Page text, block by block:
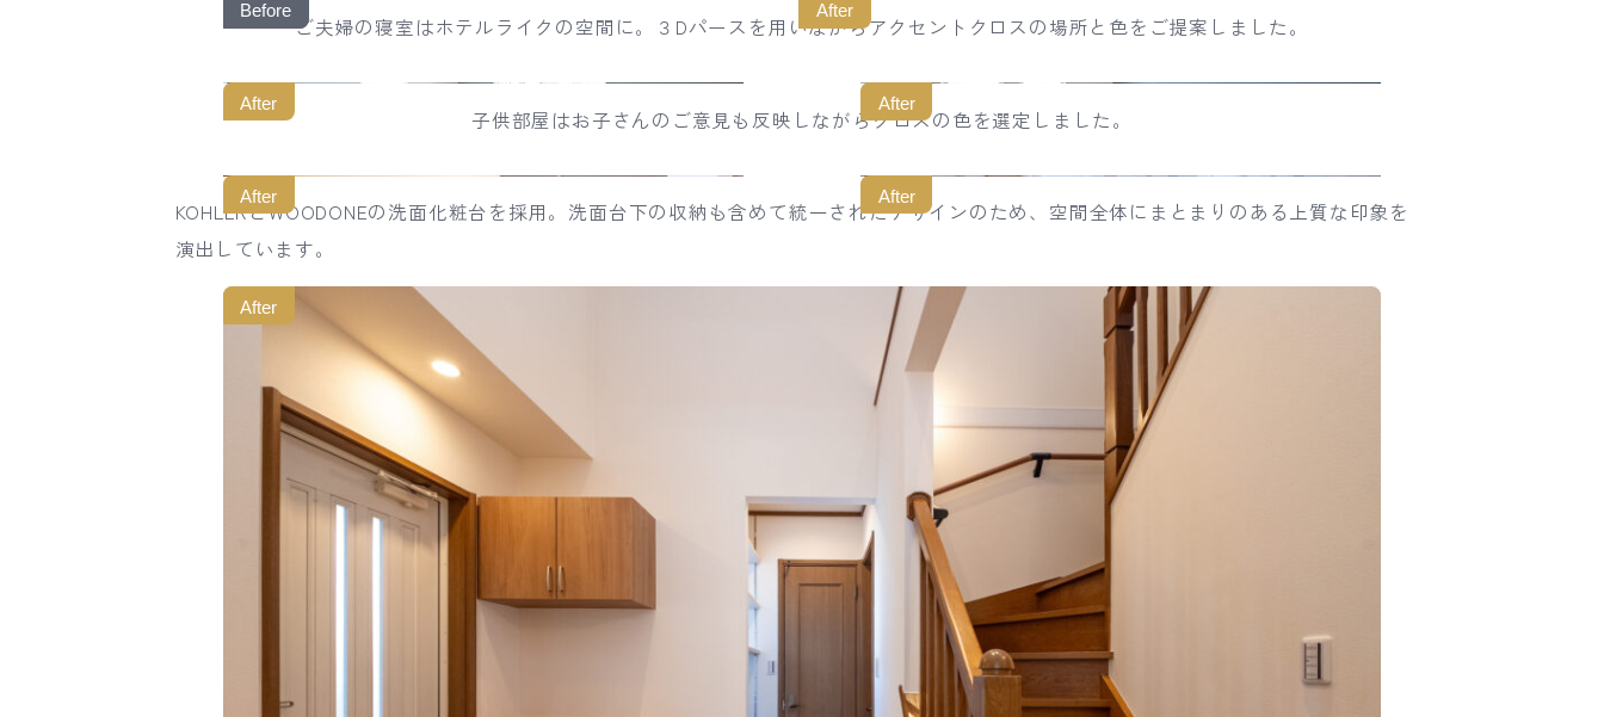
Before After
ご夫婦の寝室はホテルライクの空間に。３Dパースを用いながらアクセントクロスの場所と色をご提案しました。
After After
子供部屋はお子さんのご意見も反映しながらクロスの色を選定しました。
After After
KOHLERとWOODONEの洗面化粧台を採用。洗面台下の収納も含めて統一されたデザインのため、空間全体にまとまりのある上質な印象を
演出しています。
After